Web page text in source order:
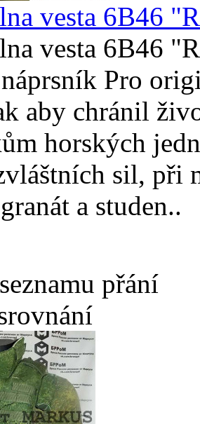
vesta 6B46
vesta 6B46
Pro
aby chránil
horských
sil, při
a studen..
přání